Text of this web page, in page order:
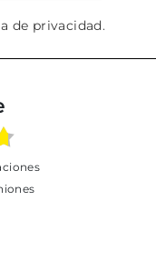
de privacidad.